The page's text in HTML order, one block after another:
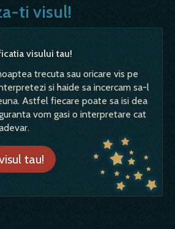
ti visul!
visului tau!
trecuta sau oricare vis pe
si haide sa incercam sa-l
Astfel fiecare poate sa isi dea
vom gasi o interpretare cat
tau!